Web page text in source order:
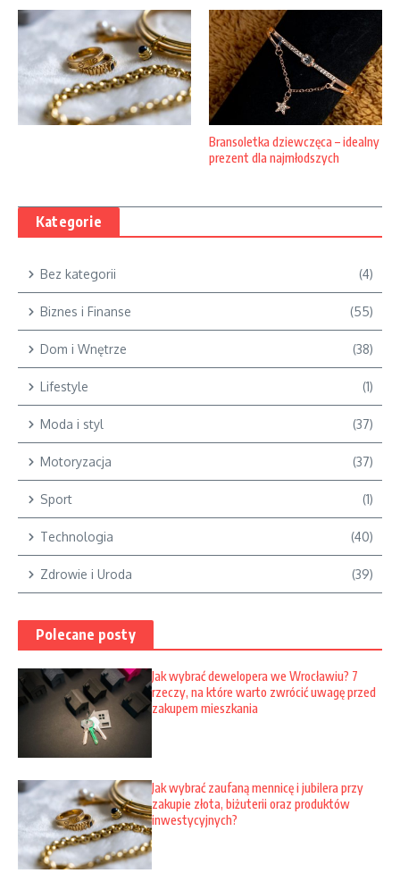
Bransoletka dziewczęca – idealny
prezent dla najmłodszych
Kategorie
Bez kategorii (4)
Biznes i Finanse (55)
Dom i Wnętrze (38)
Lifestyle (1)
Moda i styl (37)
Motoryzacja (37)
Sport (1)
Technologia (40)
Zdrowie i Uroda (39)
Polecane posty
Jak wybrać dewelopera we Wrocławiu? 7
rzeczy, na które warto zwrócić uwagę przed
zakupem mieszkania
Jak wybrać zaufaną mennicę i jubilera przy
zakupie złota, biżuterii oraz produktów
inwestycyjnych?